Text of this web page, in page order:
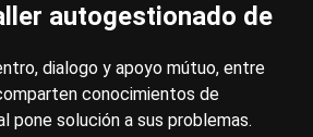
autogestionado de
dialogo y apoyo mútuo, entre
conocimientos de
pone solución a sus problemas.